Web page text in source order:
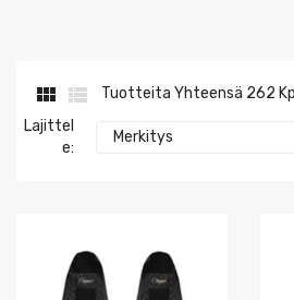
 
Tuotteita Yhteensä 262
Lajittel
E:
Merkitys